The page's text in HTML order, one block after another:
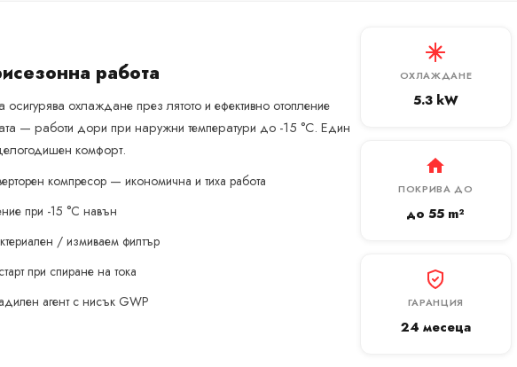
работа
осигурява охлаждане през лятото и ефективно отопление
— работи дори при наружни температури до -15 °C. Един
комфорт.
компресор — икономична и тиха работа
при -15 °C навън
/ измиваем филтър
при спиране на тока
агент с нисък GWP
ОХЛАЖДАНЕ
5.3 kW
ПОКРИВА ДО
до 55 m²
ГАРАНЦИЯ
24 месеца